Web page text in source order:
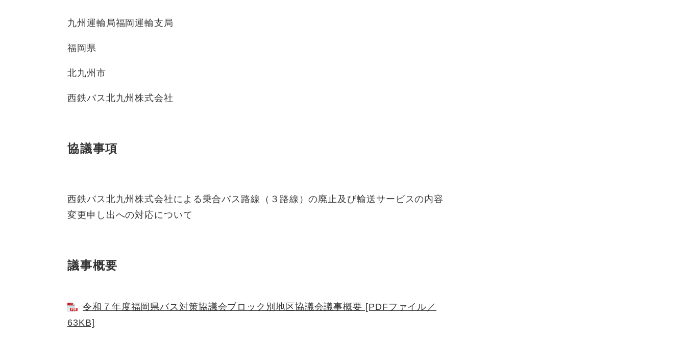
九州運輸局福岡運輸支局
福岡県
北九州市
西鉄バス北九州株式会社
協議事項
西鉄バス北九州株式会社による乗合バス路線（３路線）の廃止及び輸送サービスの内容
変更申し出への対応について
議事概要
令和７年度福岡県バス対策協議会ブロック別地区協議会議事概要 [PDFファイル／
63KB]